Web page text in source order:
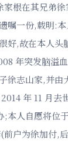
家根在其兄弟
嘱一份,载明:
好,故在本人头
年突发脑溢
徐志山家,并由
年 11 月去
;本人自愿将位
前户为徐加付,